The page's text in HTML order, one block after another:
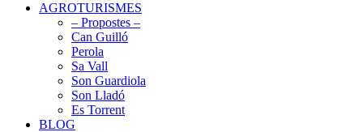
AGROTURISMES
– Propostes –
Can Guilló
Perola
Sa Vall
Son Guardiola
Son Lladó
Es Torrent
BLOG